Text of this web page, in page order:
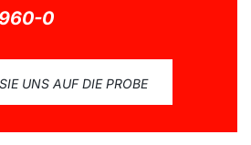
0
UNS AUF DIE PROBE